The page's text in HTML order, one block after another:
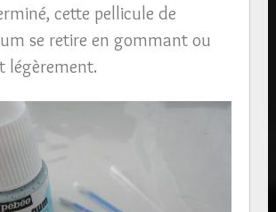
cette pellicule de
se retire en gommant ou
légèrement.